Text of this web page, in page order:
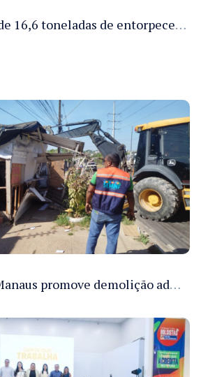
PMAM apreende 16,6 toneladas de entorpecentes e registra aumento nas prisões em flagrante e nas capturas de foragidos no primeiro semestre de 2026
Prefeitura de Manaus promove demolição administrativa de cinco estruturas que ocupavam calçada pública